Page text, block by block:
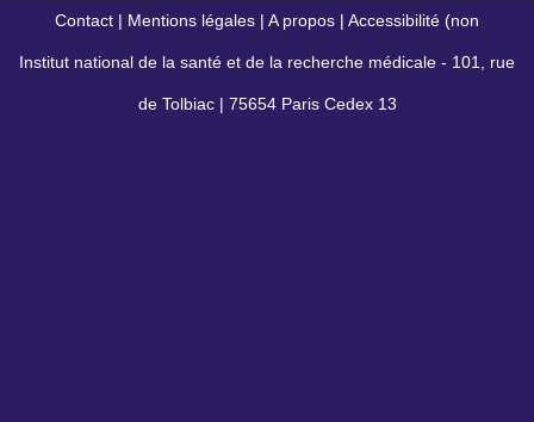
Contact | Mentions légales | A propos | Accessibilité (non
conforme)
Institut national de la santé et de la recherche médicale - 101, rue
de Tolbiac | 75654 Paris Cedex 13